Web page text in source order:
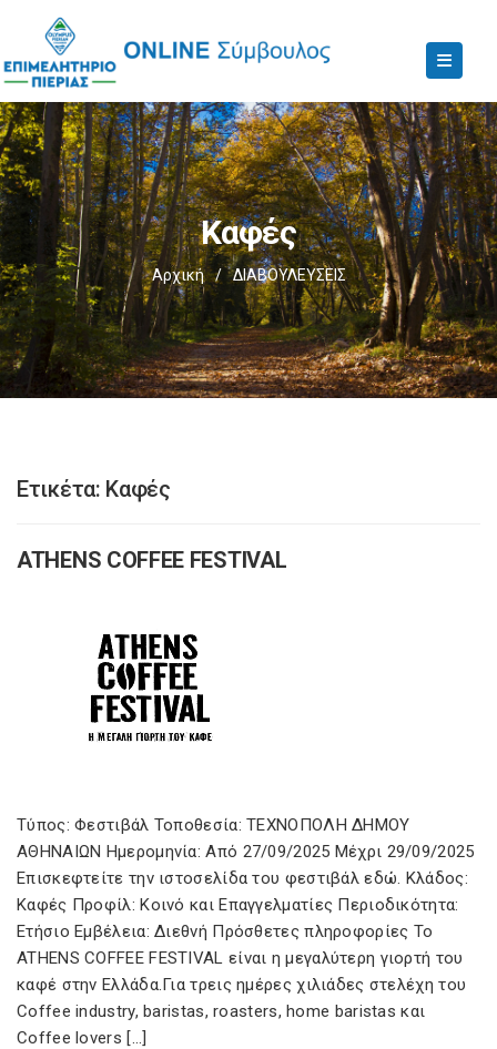
Καφές
Αρχική / ΔΙΑΒΟΥΛΕΥΣΕΙΣ
Ετικέτα: Καφές
ATHENS COFFEE FESTIVAL
Τύπος: Φεστιβάλ Τοποθεσία: ΤΕΧΝΟΠΟΛΗ ΔΗΜΟΥ
ΑΘΗΝΑΙΩΝ Ημερομηνία: Από 27/09/2025 Μέχρι 29/09/2025
Επισκεφτείτε την ιστοσελίδα του φεστιβάλ εδώ. Κλάδος:
Καφές Προφίλ: Κοινό και Επαγγελματίες Περιοδικότητα:
Ετήσιο Εμβέλεια: Διεθνή Πρόσθετες πληροφορίες Το
ATHENS COFFEE FESTIVAL είναι η μεγαλύτερη γιορτή του
καφέ στην Ελλάδα.Για τρεις ημέρες χιλιάδες στελέχη του
Coffee industry, baristas, roasters, home baristas και
Coffee lovers […]